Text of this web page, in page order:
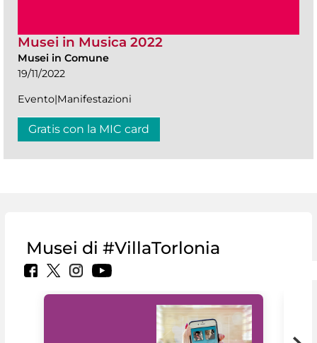
Musei in Musica 2022
Musei in Comune
19/11/2022
Evento|Manifestazioni
Gratis con la MIC card
Musei di #VillaTorlonia